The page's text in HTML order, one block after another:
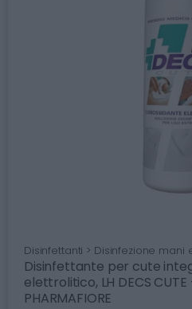
Disinfettanti > Disinfezione mani
Disinfettante per cute
elettrolitico, LH DECS
PHARMAFIORE